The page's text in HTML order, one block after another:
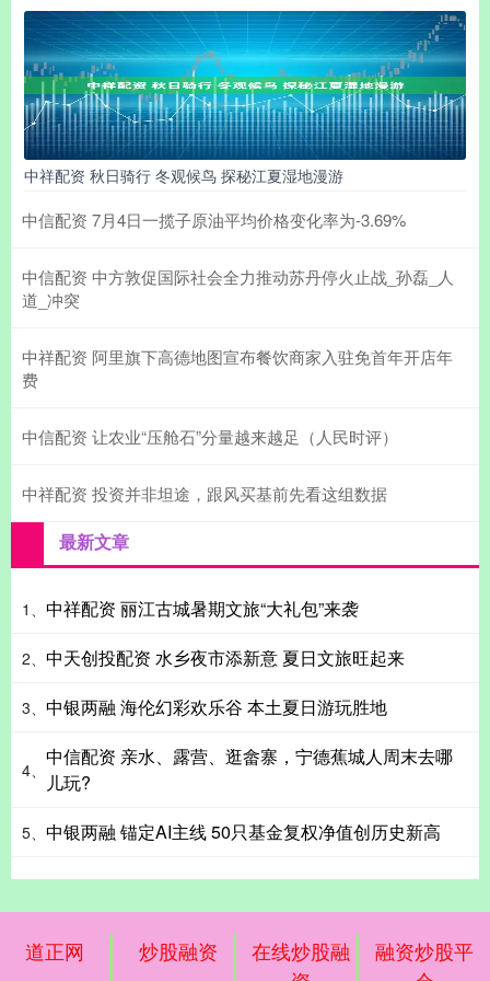
中祥配资 秋日骑行 冬观候鸟 探秘江夏湿地漫游
中信配资 7月4日一揽子原油平均价格变化率为-3.69%
中信配资 中方敦促国际社会全力推动苏丹停火止战_孙磊_人
道_冲突
中祥配资 阿里旗下高德地图宣布餐饮商家入驻免首年开店年
费
中信配资 让农业“压舱石”分量越来越足（人民时评）
中祥配资 投资并非坦途，跟风买基前先看这组数据
最新文章
1、 中祥配资 丽江古城暑期文旅“大礼包”来袭
2、 中天创投配资 水乡夜市添新意 夏日文旅旺起来
3、 中银两融 海伦幻彩欢乐谷 本土夏日游玩胜地
4、
中信配资 亲水、露营、逛畲寨，宁德蕉城人周末去哪
儿玩?
5、 中银两融 锚定AI主线 50只基金复权净值创历史新高
道正网 炒股融资
在线炒股融
融资炒股平